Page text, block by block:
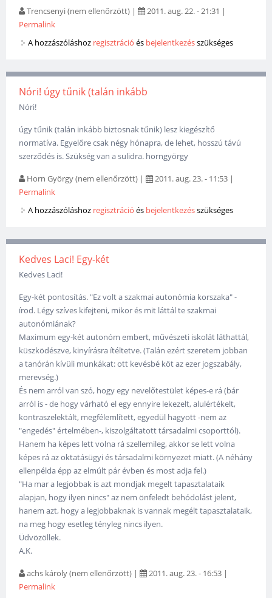
Trencsenyi (nem ellenőrzött) | 2011. aug. 22. - 21:31 |
Permalink
A hozzászóláshoz regisztráció és bejelentkezésszükséges
Nóri! úgy tűnik (talán inkább
Nóri!
úgy tűnik (talán inkább biztosnak tűnik) lesz kiegészítő
normatíva. Egyelőre csak négy hónapra, de lehet, hosszú távú
szerződés is. Szükség van a sulidra. horngyörgy
Horn György (nem ellenőrzött) | 2011. aug. 23. - 11:53 |
Permalink
A hozzászóláshoz regisztráció és bejelentkezésszükséges
Kedves Laci! Egy-két
Kedves Laci!
Egy-két pontosítás. "Ez volt a szakmai autonómia korszaka" -
írod. Légy szíves kifejteni, mikor és mit láttál te szakmai
autonómiának?
Maximum egy-két autonóm embert, művészeti iskolát láthattál,
küszködészve, kinyírásra ítéltetve. (Talán ezért szeretem jobban
a tanórán kívüli munkákat: ott kevésbé köt az ezer jogszabály,
merevség.)
És nem arról van szó, hogy egy nevelőtestület képes-e rá (bár
arról is - de hogy várható el egy ennyire lekezelt, alulértékelt,
kontraszelektált, megfélemlített, egyedül hagyott -nem az
"engedés" értelmében-, kiszolgáltatott társadalmi csoporttól).
Hanem ha képes lett volna rá szellemileg, akkor se lett volna
képes rá az oktatásügyi és társadalmi környezet miatt. (A néhány
ellenpélda épp az elmúlt pár évben és most adja fel.)
"Ha mar a legjobbak is azt mondjak megelt tapasztalataik
alapjan, hogy ilyen nincs" az nem önfeledt behódolást jelent,
hanem azt, hogy a legjobbaknak is vannak megélt tapasztalataik,
na meg hogy esetleg tényleg nincs ilyen.
Üdvözöllek.
A.K.
achs károly (nem ellenőrzött) | 2011. aug. 23. - 16:53 |
Permalink